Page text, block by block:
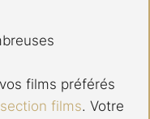
films préférés
films. Votre